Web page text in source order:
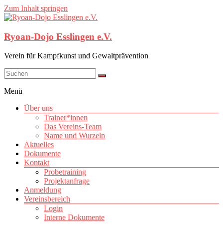
Zum Inhalt springen
Ryoan-Dojo Esslingen e.V.
Verein für Kampfkunst und Gewaltprävention
Menü
Über uns
Trainer*innen
Das Vereins-Team
Name und Wurzeln
Aktuelles
Dokumente
Kontakt
Probetraining
Projektanfrage
Anmeldung
Vereinsbereich
Login
Interne Dokumente